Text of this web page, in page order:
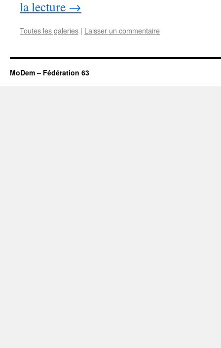
la lecture →
Toutes les galeries | Laisser un commentaire
MoDem – Fédération 63